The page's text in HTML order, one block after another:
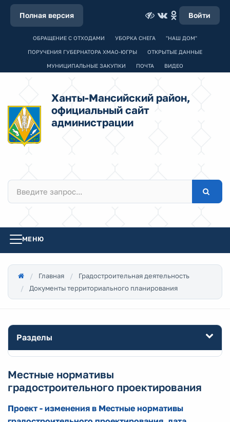
Полная версия Войти
ОБРАЩЕНИЕ С ОТХОДАМИ УБОРКА СНЕГА "НАШ ДОМ"
ПОРУЧЕНИЯ ГУБЕРНАТОРА ХМАО-ЮГРЫ ОТКРЫТЫЕ ДАННЫЕ
МУНИЦИПАЛЬНЫЕ ЗАКУПКИ ПОЧТА ВИДЕО
Ханты-Мансийский район,
официальный сайт
администрации
МЕНЮ
Главная
Градостроительная деятельность
Документы территориального планирования
Разделы
Местные нормативы
градостроительного проектирования
Проект - изменения в Местные нормативы